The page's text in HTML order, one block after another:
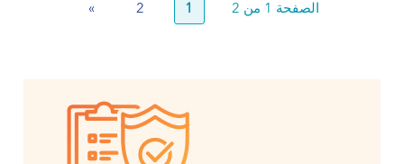
الصفحة 1 من 2 1
2
»